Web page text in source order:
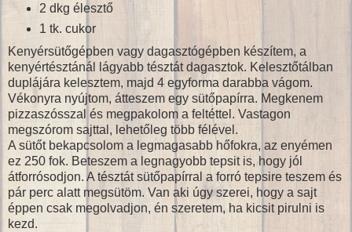
2 dkg élesztő
1 tk. cukor
Kenyérsütőgépben vagy dagasztógépben készítem, a
kenyértésztánál lágyabb tésztát dagasztok. Kelesztőtálban
duplájára kelesztem, majd 4 egyforma darabba vágom.
Vékonyra nyújtom, átteszem egy sütőpapírra. Megkenem
pizzaszósszal és megpakolom a feltéttel. Vastagon
megszórom sajttal, lehetőleg több félével.
A sütőt bekapcsolom a legmagasabb hőfokra, az enyémen
ez 250 fok. Beteszem a legnagyobb tepsit is, hogy jól
átforrósodjon. A tésztát sütőpapírral a forró tepsire teszem és
pár perc alatt megsütöm. Van aki úgy szerei, hogy a sajt
éppen csak megolvadjon, én szeretem, ha kicsit pirulni is
kezd.